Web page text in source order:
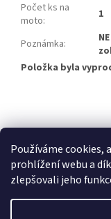
Používáme cookies,
prohlížení webu a
zlepšovali jeho
Počet ks na
moto: 1
Poznámka:
Položka byla